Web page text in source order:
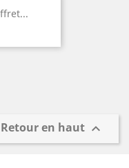
Retour en haut 